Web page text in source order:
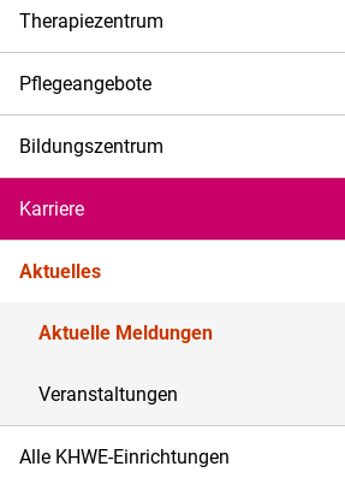
Therapiezentrum
Pflegeangebote
Bildungszentrum
Karriere
Aktuelles
Aktuelle Meldungen
Veranstaltungen
Alle KHWE-Einrichtungen